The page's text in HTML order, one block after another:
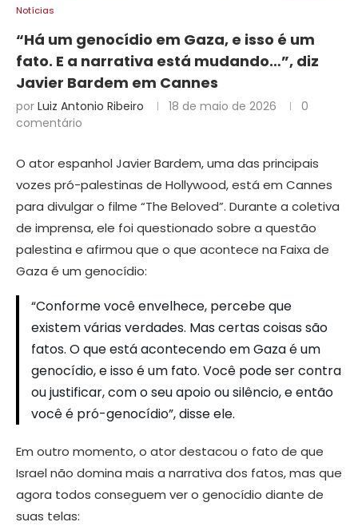
Notícias
“Há um genocídio em Gaza, e isso é um
fato. E a narrativa está mudando…”, diz
Javier Bardem em Cannes
por Luiz Antonio Ribeiro 18 de maio de 2026
0
comentário
O ator espanhol Javier Bardem, uma das principais
vozes pró-palestinas de Hollywood, está em Cannes
para divulgar o filme “The Beloved”. Durante a coletiva
de imprensa, ele foi questionado sobre a questão
palestina e afirmou que o que acontece na Faixa de
Gaza é um genocídio:
“Conforme você envelhece, percebe que
existem várias verdades. Mas certas coisas são
fatos. O que está acontecendo em Gaza é um
genocídio, e isso é um fato. Você pode ser contra
ou justificar, com o seu apoio ou silêncio, e então
você é pró-genocídio”, disse ele.
Em outro momento, o ator destacou o fato de que
Israel não domina mais a narrativa dos fatos, mas que
agora todos conseguem ver o genocídio diante de
suas telas: